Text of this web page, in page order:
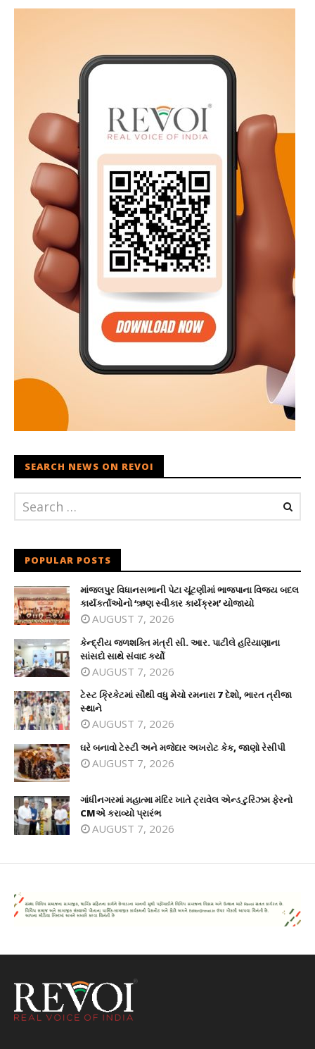
SEARCH NEWS ON REVOI
POPULAR POSTS
માંજલપુર વિધાનસભાની પેટા ચૂંટણીમાં ભાજપાના વિજય બદલ
કાર્યકર્તાઓનો ‘ઋણ સ્વીકાર કાર્યક્રમ’ યોજાયો
AUGUST 7, 2026
કેન્દ્રીય જળશક્તિ મંત્રી સી. આર. પાટીલે હરિયાણાના
સાંસદો સાથે સંવાદ કર્યો
AUGUST 7, 2026
ટેસ્ટ ક્રિકેટમાં સૌથી વધુ મેચો રમનારા 7 દેશો, ભારત ત્રીજા
સ્થાને
AUGUST 7, 2026
ઘરે બનાવો ટેસ્ટી અને મજેદાર અખરોટ કેક, જાણો રેસીપી
AUGUST 7, 2026
ગાંધીનગરમાં મહાત્મા મંદિર ખાતે ટ્રાવેલ એન્ડ ટુરિઝમ ફેરનો
CMએ કરાવ્યો પ્રારંભ
AUGUST 7, 2026